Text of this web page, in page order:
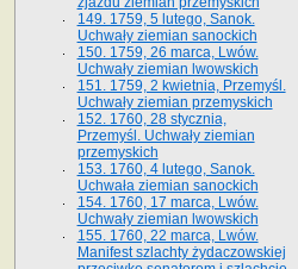
149. 1759, 5 lutego, Sanok.
Uchwały ziemian sanockich
150. 1759, 26 marca, Lwów.
Uchwały ziemian lwowskich
151. 1759, 2 kwietnia, Przemyśl.
Uchwały ziemian przemyskich
152. 1760, 28 stycznia,
Przemyśl. Uchwały ziemian
przemyskich
153. 1760, 4 lutego, Sanok.
Uchwała ziemian sanockich
154. 1760, 17 marca, Lwów.
Uchwały ziemian lwowskich
155. 1760, 22 marca, Lwów.
Manifest szlachty żydaczowskiej